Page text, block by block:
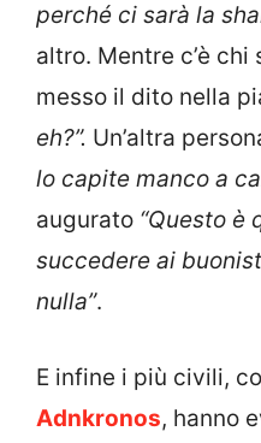
perché ci sarà la
altro. Mentre c’è
messo il dito nella
eh?”. Un’altra
lo capite manco a
augurato “Questo è
succedere ai
nulla”.
E infine i più civili,
Adnkronos, hanno